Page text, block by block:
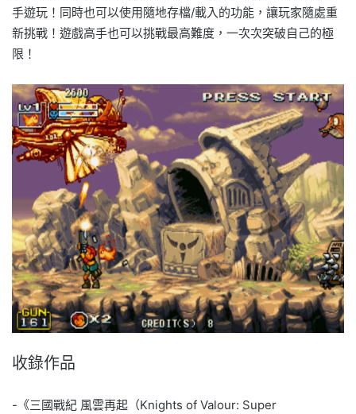
手遊玩！同時也可以使用隨地存檔/載入的功能，讓玩家隨處重
新挑戰！遊戲高手也可以挑戰最高難度，一次次突破自己的極
限！
收錄作品
-《三國戰紀 風雲再起（Knights of Valour: Super